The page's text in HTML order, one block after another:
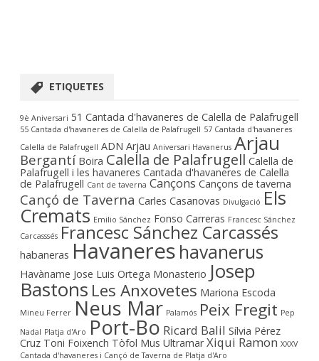
ETIQUETES
9è Aniversari 51 Cantada d'havaneres de Calella de Palafrugell
55 Cantada d'havaneres de Calella de Palafrugell 57 Cantada d'havaneres
Calella de Palafrugell ADN Arjau Aniversari Havanerus Arjau
Bergantí Boira Calella de Palafrugell Calella de
Palafrugell i les havaneres Cantada d'havaneres de Calella
de Palafrugell Cant de taverna Cançons Cançons de taverna
Cançó de Taverna Carles Casanovas Divulgació Els
Cremats Emilio Sánchez Fonso Carreras Francesc Sánchez
Carcasssés Francesc Sánchez Carcassés
habaneras Havaneres havanerus
Havàname Jose Luis Ortega Monasterio Josep
Bastons Les Anxovetes Mariona Escoda
Mineu Ferrer Neus Mar Palamós Peix Fregit Pep
Nadal Platja d'Aro Port-Bo Ricard Balil Sílvia Pérez
Cruz Toni Foixench Tòfol Mus Ultramar Xiqui Ramon XXXV
Cantada d'havaneres i Cançó de Taverna de Platja d'Aro